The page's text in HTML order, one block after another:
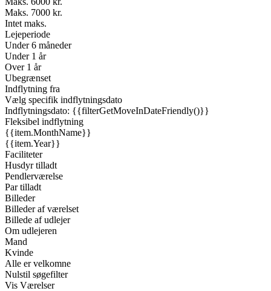
Maks. 7000 kr.
Intet maks.
Lejeperiode
Under 6 måneder
Under 1 år
Over 1 år
Ubegrænset
Indflytning fra
Vælg specifik indflytningsdato
Indflytningsdato: {{filterGetMoveInDateFriendly()}}
Fleksibel indflytning
{{item.MonthName}}
{{item.Year}}
Faciliteter
Husdyr tilladt
Pendlerværelse
Par tilladt
Billeder
Billeder af værelset
Billede af udlejer
Om udlejeren
Mand
Kvinde
Alle er velkomne
Nulstil søgefilter
Vis Værelser